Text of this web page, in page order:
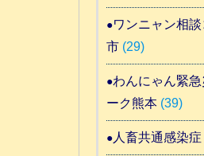
ワンニャン相
市(29)
わんにゃん緊
ーク熊本(39)
人畜共通感染症